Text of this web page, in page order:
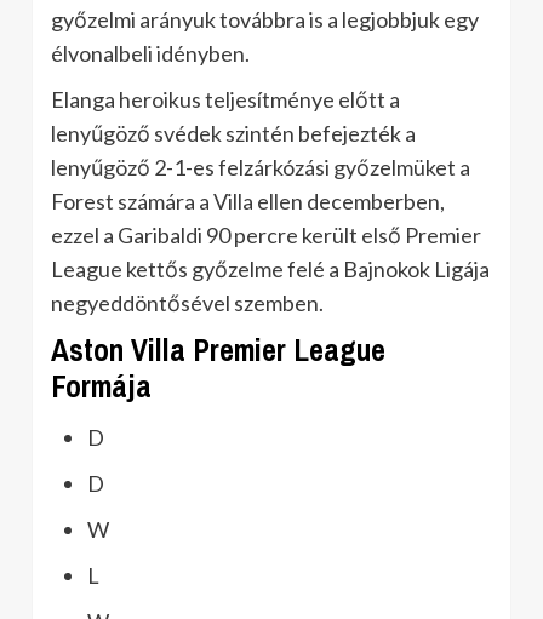
győzelmi arányuk továbbra is a legjobbjuk egy
élvonalbeli idényben.
Elanga heroikus teljesítménye előtt a
lenyűgöző svédek szintén befejezték a
lenyűgöző 2-1-es felzárkózási győzelmüket a
Forest számára a Villa ellen decemberben,
ezzel a Garibaldi 90 percre került első Premier
League kettős győzelme felé a Bajnokok Ligája
negyeddöntősével szemben.
Aston Villa Premier League
Formája
D
D
W
L